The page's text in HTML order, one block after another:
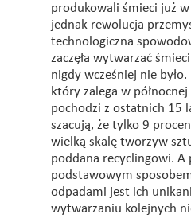
produkowali śmieci już
jednak rewolucja
technologiczna
zaczęła wytwarzać
nigdy wcześniej nie
który zalega w północnej
pochodzi z ostatnich 15
szacują, że tylko 9
wielką skalę tworzyw
poddana recyclingowi. A
podstawowym
odpadami jest ich
wytwarzaniu kolejnych